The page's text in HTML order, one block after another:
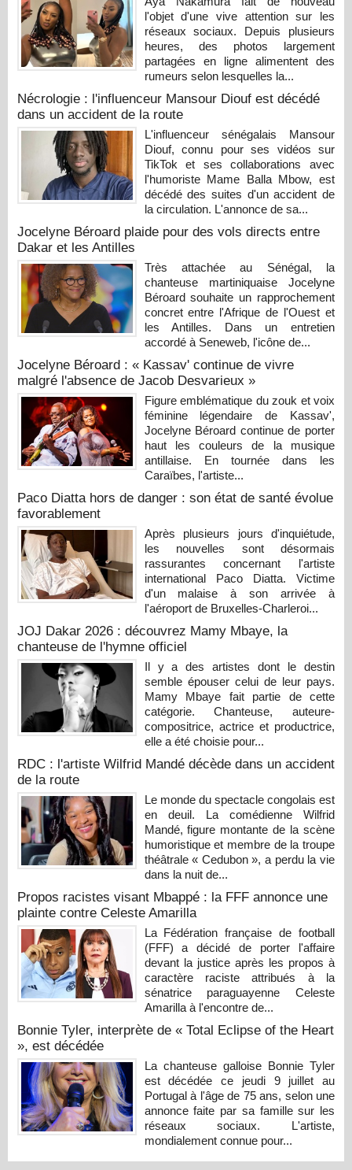
l'objet d'une vive attention sur les
réseaux sociaux. Depuis plusieurs
heures, des photos largement
partagées en ligne alimentent des
rumeurs selon lesquelles la...
Nécrologie : l'influenceur Mansour Diouf est décédé
dans un accident de la route
L'influenceur sénégalais Mansour
Diouf, connu pour ses vidéos sur
TikTok et ses collaborations avec
l'humoriste Mame Balla Mbow, est
décédé des suites d'un accident de
la circulation. L'annonce de sa...
Jocelyne Béroard plaide pour des vols directs entre
Dakar et les Antilles
Très attachée au Sénégal, la
chanteuse martiniquaise Jocelyne
Béroard souhaite un rapprochement
concret entre l'Afrique de l'Ouest et
les Antilles. Dans un entretien
accordé à Seneweb, l'icône de...
Jocelyne Béroard : « Kassav' continue de vivre
malgré l'absence de Jacob Desvarieux »
Figure emblématique du zouk et voix
féminine légendaire de Kassav',
Jocelyne Béroard continue de porter
haut les couleurs de la musique
antillaise. En tournée dans les
Caraïbes, l'artiste...
Paco Diatta hors de danger : son état de santé évolue
favorablement
Après plusieurs jours d'inquiétude,
les nouvelles sont désormais
rassurantes concernant l'artiste
international Paco Diatta. Victime
d'un malaise à son arrivée à
l'aéroport de Bruxelles-Charleroi...
JOJ Dakar 2026 : découvrez Mamy Mbaye, la
chanteuse de l'hymne officiel
Il y a des artistes dont le destin
semble épouser celui de leur pays.
Mamy Mbaye fait partie de cette
catégorie. Chanteuse, auteure-
compositrice, actrice et productrice,
elle a été choisie pour...
RDC : l'artiste Wilfrid Mandé décède dans un accident
de la route
Le monde du spectacle congolais est
en deuil. La comédienne Wilfrid
Mandé, figure montante de la scène
humoristique et membre de la troupe
théâtrale « Cedubon », a perdu la vie
dans la nuit de...
Propos racistes visant Mbappé : la FFF annonce une
plainte contre Celeste Amarilla
La Fédération française de football
(FFF) a décidé de porter l'affaire
devant la justice après les propos à
caractère raciste attribués à la
sénatrice paraguayenne Celeste
Amarilla à l'encontre de...
Bonnie Tyler, interprète de « Total Eclipse of the Heart
», est décédée
La chanteuse galloise Bonnie Tyler
est décédée ce jeudi 9 juillet au
Portugal à l'âge de 75 ans, selon une
annonce faite par sa famille sur les
réseaux sociaux. L'artiste,
mondialement connue pour...